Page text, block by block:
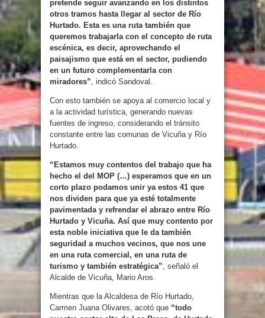
pretende seguir avanzando en los distintos
otros tramos hasta llegar al sector de Río
Hurtado. Esta es una ruta también que
queremos trabajarla con el concepto de ruta
escénica, es decir, aprovechando el
paisajismo que está en el sector, pudiendo
en un futuro complementarla con
miradores” , indicó Sandoval.
Con esto también se apoya al comercio local y
a la actividad turística, generando nuevas
fuentes de ingreso, considerando el tránsito
constante entre las comunas de Vicuña y Río
Hurtado.
“Estamos muy contentos del trabajo que ha
hecho el del MOP (…) esperamos que en un
corto plazo podamos unir ya estos 41 que
nos dividen para que ya esté totalmente
pavimentada y refrendar el abrazo entre Río
Hurtado y Vicuña. Así que muy contento por
esta noble iniciativa que le da también
seguridad a muchos vecinos, que nos une
en una ruta comercial, en una ruta de
turismo y también estratégica” , señaló el
Alcalde de Vicuña, Mario Aros.
Mientras que la Alcaldesa de Río Hurtado,
Carmen Juana Olivares, acotó que “todo